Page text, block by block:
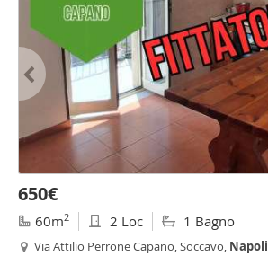
650€
60m2 2 Loc 1 Bagno
Via Attilio Perrone Capano, Soccavo, Napoli